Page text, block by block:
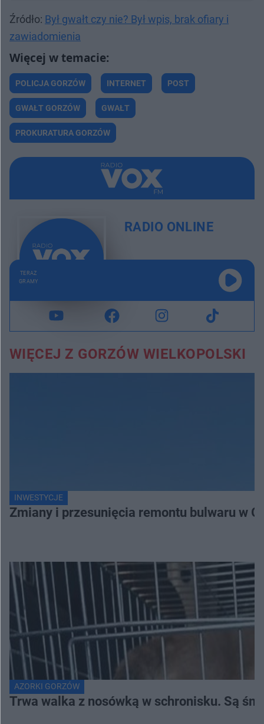
Źródło: Był gwałt czy nie? Był wpis, brak ofiary i
zawiadomienia
POLICJA GORZÓW INTERNET POST
GWAŁT GORZÓW GWAŁT
PROKURATURA GORZÓW
RADIO ONLINE
TERAZ
GRAMY
WIĘCEJ Z GORZÓW WIELKOPOLSKI
INWESTYCJE
Zmiany i przesunięcia remontu bulwaru w
AZORKI GORZÓW
Trwa walka z nosówką w schronisku. Są